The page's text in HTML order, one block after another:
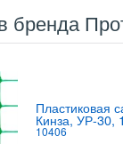
бренда
Пластиковая
Кинза, УР-30,
10406